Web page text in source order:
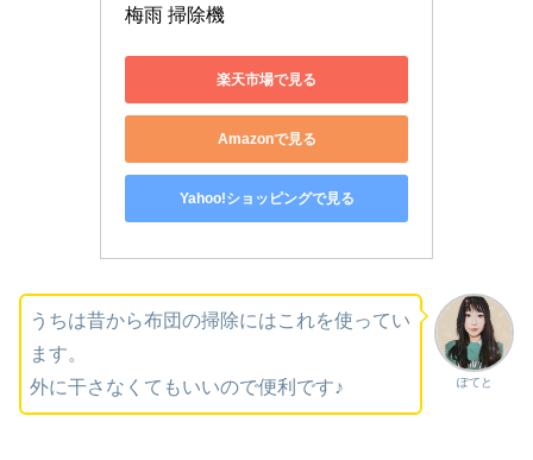
梅雨 掃除機
楽天市場で見る
Amazonで見る
Yahoo!ショッピングで見る
ぽてと
うちは昔から布団の掃除にはこれを使ってい
ます。
外に干さなくてもいいので便利です♪